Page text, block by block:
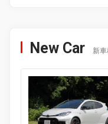
New Car 新